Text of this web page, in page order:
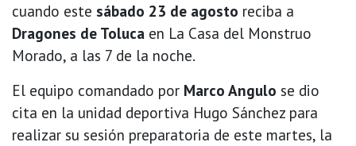
cuando este sábado 23 de agosto reciba a
Dragones de Toluca en La Casa del Monstruo
Morado, a las 7 de la noche.
El equipo comandado por Marco Angulo se dio
cita en la unidad deportiva Hugo Sánchez para
realizar su sesión preparatoria de este martes, la